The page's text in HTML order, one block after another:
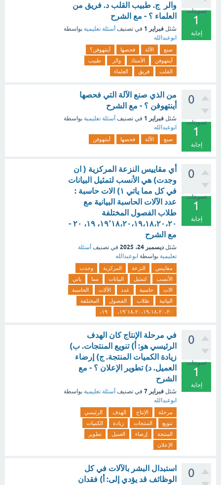
تصويتات
1
إجابة
والر ج. طبيب القلب د. فريق من
العلماء ؟ - مع الشرح
سُئل فبراير 1 في تصنيف أسئلة تعليمية بواسطة
ابوعبدالله
صنع الآلة فحصها
أينتهوفن؟
أينتهوفن
الأستاذ والر
طبيب
القلب
فريق العلماء
0
تصويتات
1
إجابة
من الذي صنع الآلة التي فحصها
أينتهوفن ؟ - مع الشرح
سُئل فبراير 1 في تصنيف أسئلة تعليمية بواسطة
ابوعبدالله
صنع الآلة فحصها أينتهوفن
0
تصويتات
1
إجابة
أي مقاييس النزعة المركزية ( ان
وجدت) هي الأنسب لتمثيل البيانات
في كل مما ياتي ١) الات حاسبة :
عدد الآلات الحاسبة البيانية مع
طلاب الفصول المختلفة
١٩٬١٨،٢٠،١٩،١٨،٢٠،٢٠، ١٩، ٢٠ -
مع الشرح
سُئل ديسمبر 24، 2025 في تصنيف أسئلة
تعليمية بواسطة ابوعبدالله
مقاييس النزعة المركزية
وجدت
الأنسب
لتمثيل البيانات مما
ياتي
الات
حاسبة عدد الآلات
الحاسبة
البيانية
طلاب الفصول
المختلفة
١٩٬١٨،٢٠،١٩،١٨،٢٠،٢٠،
١٩،
0
تصويتات
1
إجابة
في مرحلة الإنتاج كان الهدف
الرئيسي هو: أ) تنويع المنتجات. ب)
زيادة الكميات المنتجة. ج) إرضاء
العميل. د) تطوير الإعلان ؟ - مع
الشرح
سُئل فبراير 7 في تصنيف أسئلة تعليمية بواسطة
ابوعبدالله
مرحلة الإنتاج الهدف
الرئيسي
تنويع
المنتجات زيادة
الكميات
المنتجة
إرضاء العميل
تطوير
الإعلان
0
استبدال البشر بالآلات في كل
الوظائف قد يؤدي إلى: أ) فقدان